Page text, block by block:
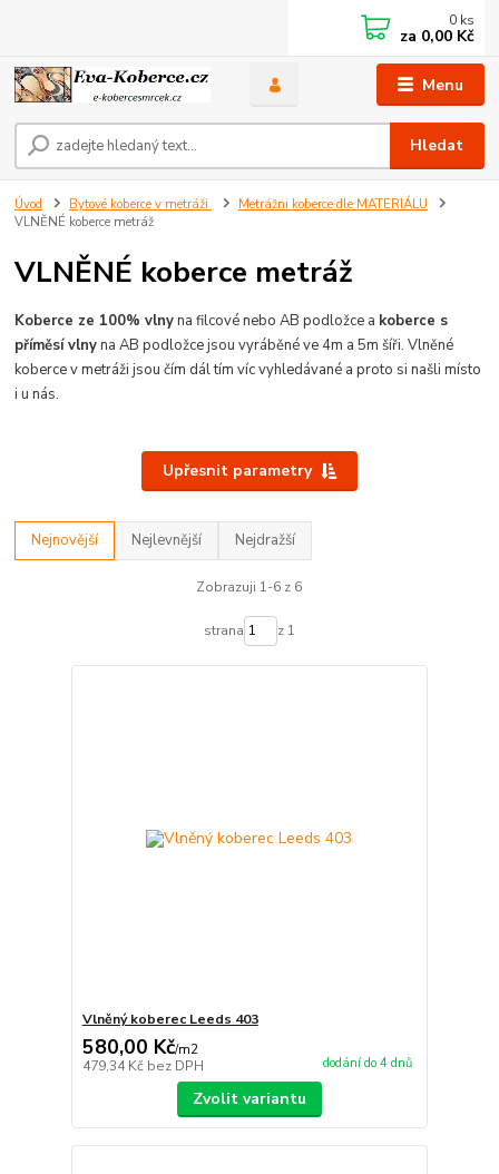
Menu
Hledat
0 ks
za 0,00 Kč
Úvod Bytové koberce v metráži
Metrážni koberce dle MATERIÁLU
VLNĚNÉ koberce metráž
VLNĚNÉ koberce metráž
Koberce ze 100% vlnyna filcové nebo AB podložce a koberce s
příměsí vlnyna AB podložce jsou vyráběné ve 4m a 5m šíři. Vlněné
koberce v metráži jsou čím dál tím víc vyhledávané a proto si našli místo
i u nás.
Upřesnit parametry
Nejnovější Nejlevnější Nejdražší
Zobrazuji 1-6 z 6
strana z 1
Vlněný koberec Leeds 403
580,00 Kč/m2
479,34 Kč bez DPH dodání do 4 dnů
Zvolit variantu